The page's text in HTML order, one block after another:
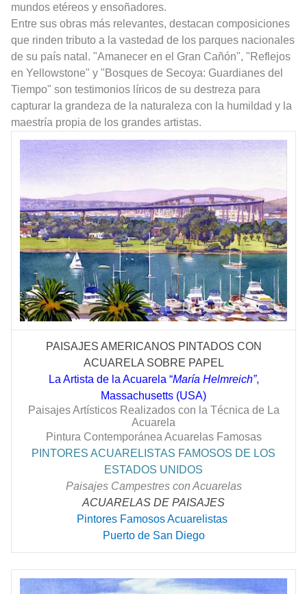
mundos etéreos y ensoñadores.
Entre sus obras más relevantes, destacan composiciones
que rinden tributo a la vastedad de los parques nacionales
de su país natal. "Amanecer en el Gran Cañón", "Reflejos
en Yellowstone" y "Bosques de Secoya: Guardianes del
Tiempo" son testimonios líricos de su destreza para
capturar la grandeza de la naturaleza con la humildad y la
maestría propia de los grandes artistas.
PAISAJES AMERICANOS PINTADOS CON
ACUARELA SOBRE PAPEL
La Artista de la Acuarela “María Helmreich”,
Massachusetts (USA)
Paisajes Artísticos Realizados con la Técnica de La
Acuarela
Pintura Contemporánea Acuarelas Famosas
PINTORES ACUARELISTAS FAMOSOS DE LOS
ESTADOS UNIDOS
Paisajes Campestres con Acuarelas
ACUARELAS DE PAISAJES
Pintores Famosos Acuarelistas
Puerto de San Diego